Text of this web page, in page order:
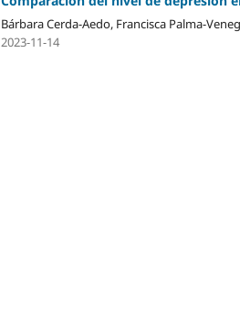
Bárbara Cerda-Aedo, Francisca Palma-
2023-11-14